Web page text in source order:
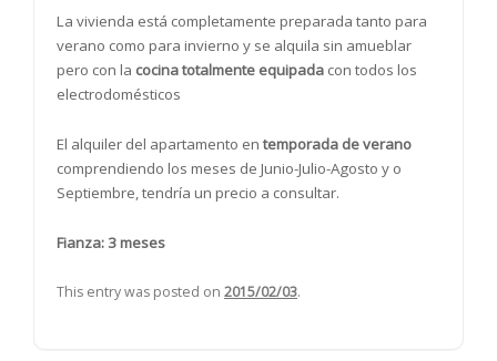
La vivienda está completamente preparada tanto para
verano como para invierno y se alquila sin amueblar
pero con la cocina totalmente equipada con todos los
electrodomésticos
El alquiler del apartamento en temporada de verano
comprendiendo los meses de Junio-Julio-Agosto y o
Septiembre, tendría un precio a consultar.
Fianza: 3 meses
This entry was posted on 2015/02/03.